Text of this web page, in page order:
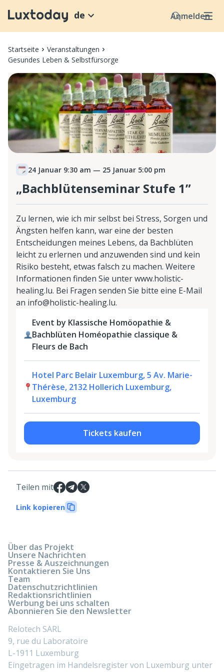
Anmelden
de
Startseite
Veranstaltungen
Gesundes Leben & Selbstfürsorge
24 Januar 9:30 am — 25 Januar 5:00 pm
„Bachblütenseminar Stufe 1”
Zu lernen, wie ich mir selbst bei Stress, Sorgen und
Ängsten helfen kann, war eine der besten
Entscheidungen meines Lebens, da Bachblüten
leicht zu erlernen und anzuwenden sind und kein
Risiko besteht, etwas falsch zu machen. Weitere
Informationen finden Sie unter www.holistic-
healing.lu. Bei Fragen senden Sie bitte eine E-Mail
an info@holistic-healing.lu.
Event by Klassische Homöopathie &
Bachblüten Homéopathie classique &
Fleurs de Bach
Hotel Parc Belair Luxemburg, 5 Av. Marie-
Thérèse, 2132 Hollerich Luxemburg,
Luxemburg
Tickets kaufen
Teilen mit
Link kopieren
Über das Projekt
Unsere Nachrichten
Presse & Auszeichnungen
Kontaktieren Sie Uns
Team
Datenschutzrichtlinien
Redaktionsrichtlinien
Werbung bei uns schalten
Abonnieren Sie den Newsletter
Relotech SARL
9, rue du Laboratoire
L-1911 Luxemburg
Eingetragen im Handelsregister von Luxemburg unter